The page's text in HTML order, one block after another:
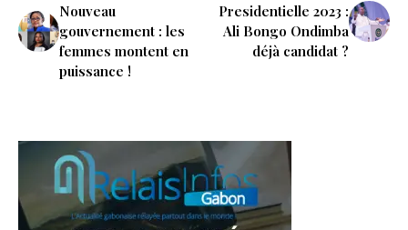
Nouveau
gouvernement : les
femmes montent en
puissance !
Presidentielle 2023 :
Ali Bongo Ondimba
déjà candidat ?